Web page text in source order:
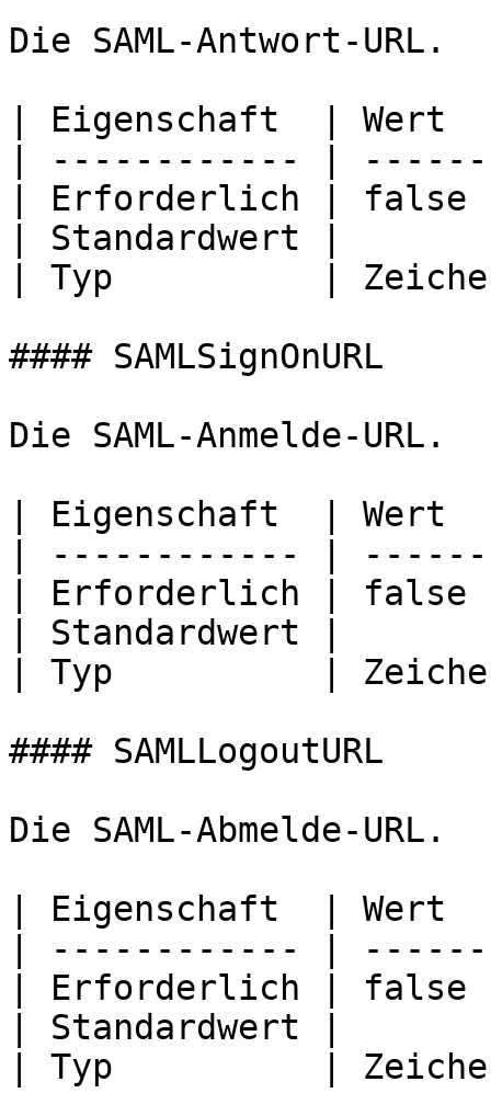
Die SAML-Antwort-URL.
| Eigenschaft  |
| ------------ |
| Erforderlich |
| Standardwert |
| Typ          |
#### SAMLSignOnURL
Die SAML-Anmelde-URL.
| Eigenschaft  |
| ------------ |
| Erforderlich |
| Standardwert |
| Typ          |
#### SAMLLogoutURL
Die SAML-Abmelde-URL.
| Eigenschaft  |
| ------------ |
| Erforderlich |
| Standardwert |
| Typ          |